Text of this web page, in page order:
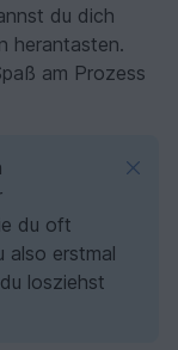
du dich
herantasten.
am Prozess
du oft
also erstmal
losziehst